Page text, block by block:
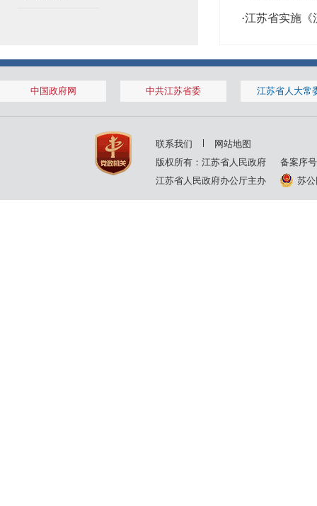
·江苏省实施《
中国政府网 中共江苏省委 江苏省人大常
联系我们
网站地图
版权所有：江苏省人民政府
备案序
江苏省人民政府办公厅主办
苏